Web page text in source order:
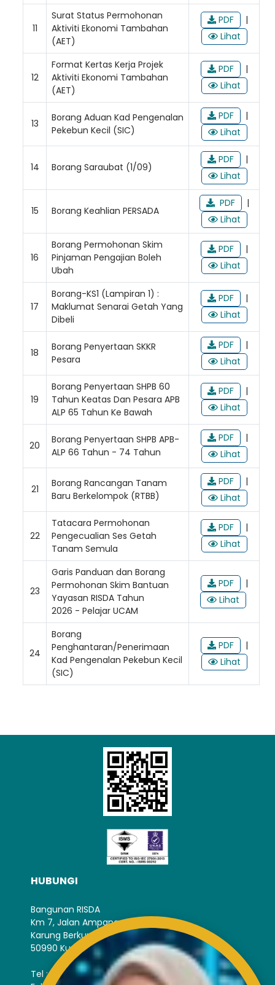
11
Surat Status Permohonan
Aktiviti Ekonomi Tambahan
(AET)
PDF
|
Lihat
12
Format Kertas Kerja Projek
Aktiviti Ekonomi Tambahan
(AET)
PDF
|
Lihat
13
Borang Aduan Kad Pengenalan
Pekebun Kecil (SIC)
PDF
|
Lihat
14 Borang Saraubat (1/09)
PDF
|
Lihat
15 Borang Keahlian PERSADA
PDF
|
Lihat
16
Borang Permohonan Skim
Pinjaman Pengajian Boleh
Ubah
PDF
|
Lihat
17
Borang-KS1 (Lampiran 1) :
Maklumat Senarai Getah Yang
Dibeli
PDF
|
Lihat
18
Borang Penyertaan SKKR
Pesara
PDF
|
Lihat
19
Borang Penyertaan SHPB 60
Tahun Keatas Dan Pesara APB
ALP 65 Tahun Ke Bawah
PDF
|
Lihat
20
Borang Penyertaan SHPB APB-
ALP 66 Tahun - 74 Tahun
PDF
|
Lihat
21
Borang Rancangan Tanam
Baru Berkelompok (RTBB)
PDF
|
Lihat
22
Tatacara Permohonan
Pengecualian Ses Getah
Tanam Semula
PDF
|
Lihat
23
Garis Panduan dan Borang
Permohonan Skim Bantuan
Yayasan RISDA Tahun
2026 - Pelajar UCAM
PDF
|
Lihat
24
Borang
Penghantaran/Penerimaan
Kad Pengenalan Pekebun Kecil
(SIC)
PDF
|
Lihat
HUBUNGI
Bangunan RISDA
Km 7, Jalan Ampang,
Karung Berkunci 11067,
50990 Kuala Lumpur.
Tel : +603-4256 4022
Loading AiRIS...